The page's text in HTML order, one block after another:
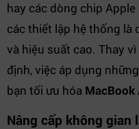
hay các dòng chip
các thiết lập hệ thống là
và hiệu suất cao. Thay
định, việc áp dụng
bạn tối ưu hóa MacBook
Nâng cấp không gian